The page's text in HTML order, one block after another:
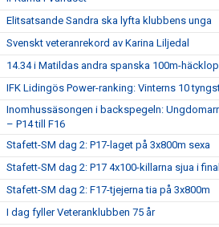
Elitsatsande Sandra ska lyfta klubbens unga
Svenskt veteranrekord av Karina Liljedal
14.34 i Matildas andra spanska 100m-
IFK Lidingös Power-ranking: Vinterns 10
Inomhussäsongen i backspegeln:
– P14 till F16
Stafett-SM dag 2: P17-laget på 3x800m sexa
Stafett-SM dag 2: P17 4x100-killarna sjua i
Stafett-SM dag 2: F17-tjejerna tia på 3x800m
I dag fyller Veteranklubben 75 år